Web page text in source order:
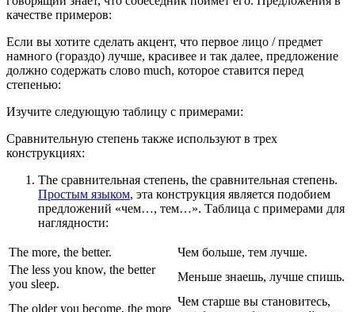
качестве примеров:
Если вы хотите сделать акцент, что первое лицо / предмет
намного (гораздо) лучше, красивее и так далее, предложение
должно содержать слово much, которое ставится перед
степенью:
Изучите следующую таблицу с примерами:
Сравнительную степень также используют в трех
конструкциях:
The сравнительная степень, the сравнительная степень.
Простым языком, эта конструкция является подобием
предложений «чем…, тем…». Таблица с примерами для
наглядности:
The more, the better.
Чем больше, тем лучше.
The less you know, the better
you sleep.
Меньше знаешь, лучше спишь.
The older you become, the more
Чем старше вы становитесь,